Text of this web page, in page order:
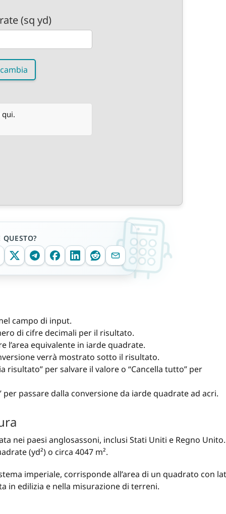
(sq yd)
qui.
campo di input.
di cifre decimali per il risultato.
l’area equivalente in iarde quadrate.
verrà mostrato sotto il risultato.
risultato” per salvare il valore o “Cancella tutto” per
per passare dalla conversione da iarde quadrate ad acri.
nei paesi anglosassoni, inclusi Stati Uniti e Regno Unito.
(yd²) o circa 4047 m².
imperiale, corrisponde all’area di un quadrato con
in edilizia e nella misurazione di terreni.